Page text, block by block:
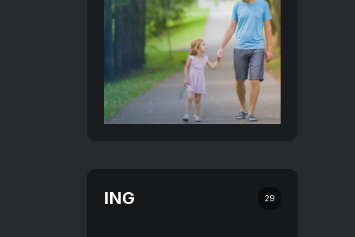
ING 29